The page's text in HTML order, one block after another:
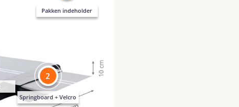
Pakken indeholder
Springboard + Velcro
2